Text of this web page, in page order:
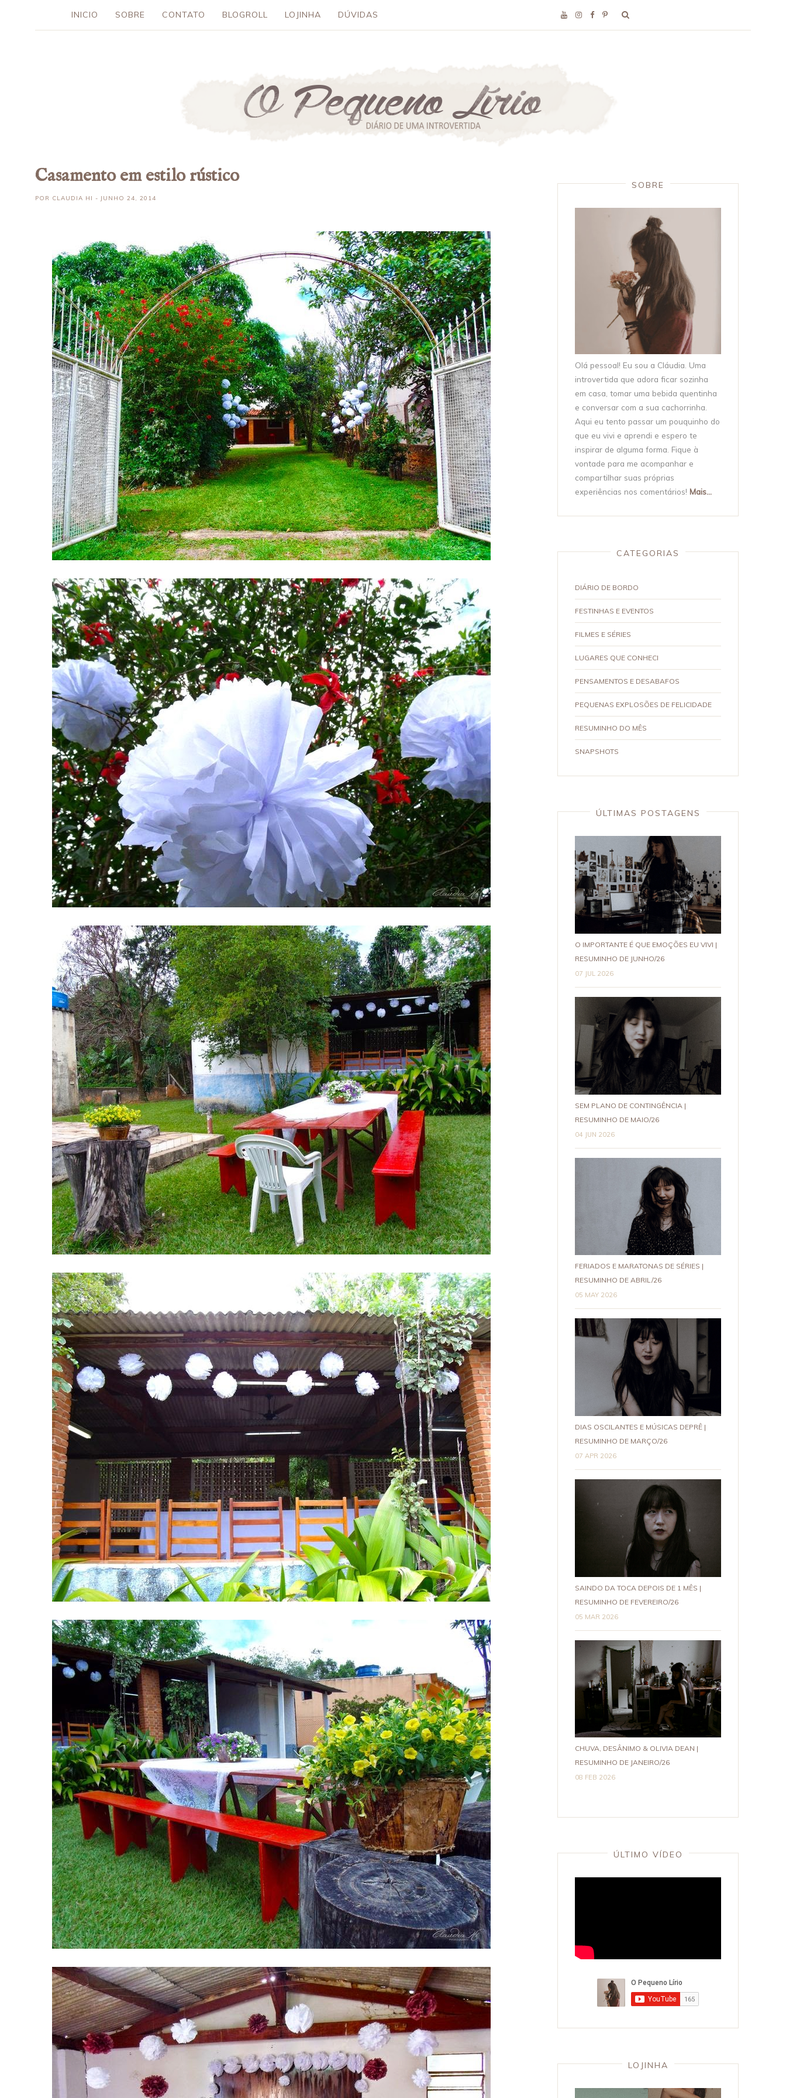
INICIO SOBRE CONTATO BLOGROLL LOJINHA DÚVIDAS
Casamento em estilo rústico
POR CLAUDIA HI- JUNHO 24, 2014
SOBRE
Olá pessoal! Eu sou a Cláudia. Uma
introvertida que adora ficar sozinha
em casa, tomar uma bebida quentinha
e conversar com a sua cachorrinha.
Aqui eu tento passar um pouquinho do
que eu vivi e aprendi e espero te
inspirar de alguma forma. Fique à
vontade para me acompanhar e
compartilhar suas próprias
experiências nos comentários! Mais...
CATEGORIAS
DIÁRIO DE BORDO
FESTINHAS E EVENTOS
FILMES E SÉRIES
LUGARES QUE CONHECI
PENSAMENTOS E DESABAFOS
PEQUENAS EXPLOSÕES DE FELICIDADE
RESUMINHO DO MÊS
SNAPSHOTS
ÚLTIMAS POSTAGENS
O IMPORTANTE É QUE EMOÇÕES EU VIVI |
RESUMINHO DE JUNHO/26
07 JUL 2026
SEM PLANO DE CONTINGÊNCIA |
RESUMINHO DE MAIO/26
04 JUN 2026
FERIADOS E MARATONAS DE SÉRIES |
RESUMINHO DE ABRIL/26
05 MAY 2026
DIAS OSCILANTES E MÚSICAS DEPRÊ |
RESUMINHO DE MARÇO/26
07 APR 2026
SAINDO DA TOCA DEPOIS DE 1 MÊS |
RESUMINHO DE FEVEREIRO/26
05 MAR 2026
CHUVA, DESÂNIMO & OLIVIA DEAN |
RESUMINHO DE JANEIRO/26
08 FEB 2026
ÚLTIMO VÍDEO
LOJINHA